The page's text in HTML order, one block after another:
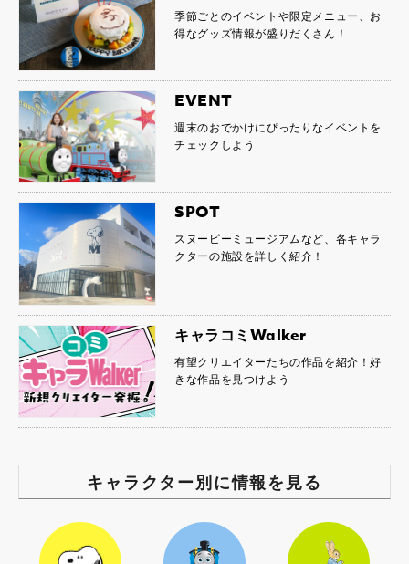
季節ごとのイベントや限定メニュー、お
得なグッズ情報が盛りだくさん！
EVENT
週末のおでかけにぴったりなイベントを
チェックしよう
SPOT
スヌーピーミュージアムなど、各キャラ
クターの施設を詳しく紹介！
キャラコミWalker
有望クリエイターたちの作品を紹介！好
きな作品を見つけよう
キャラクター別に情報を見る